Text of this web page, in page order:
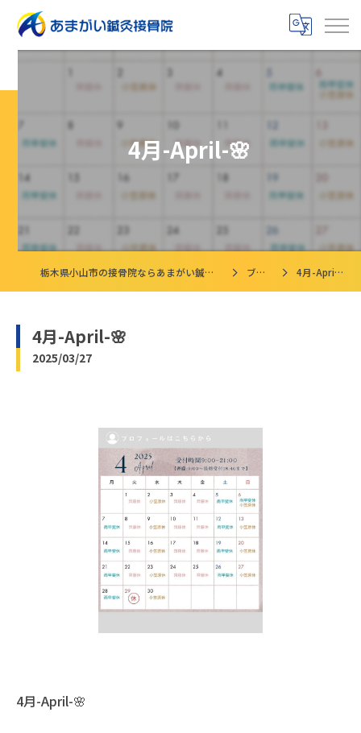
4月-April-🌸
栃木県小山市の接骨院ならあまがい鍼灸接骨院 ブログ 4月-April-🌸
4月-April-🌸
2025/03/27
4月-April-🌸